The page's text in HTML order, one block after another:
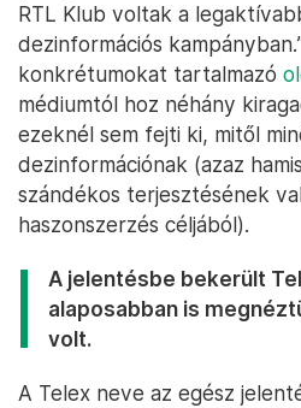
RTL Klub voltak a
dezinformációs
konkrétumokat tartalmazó
médiumtól hoz néhány
ezeknél sem fejti ki, mitől
dezinformációnak (azaz
szándékos terjesztésének
haszonszerzés céljából).
A jelentésbe bekerült
alaposabban is
volt.
A Telex neve az egész